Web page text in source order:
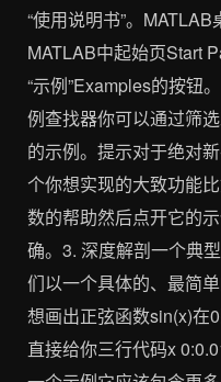
“使用说明书”。
MATLAB中起始页Start
“示例”Examples的按钮
例查找器你可以通过筛
的示例。提示对于绝对
个你想实现的大致功能
数的帮助然后点开它的
确。3. 深度解剖一个典
们以一个具体的、最简
想画出正弦函数sin(x)在
直接给你三行代码x